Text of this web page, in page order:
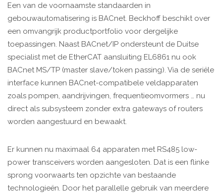
Een van de voornaamste standaarden in
gebouwautomatisering is BACnet. Beckhoff beschikt over
een omvangrijk productportfolio voor dergelijke
toepassingen. Naast BACnet/IP ondersteunt de Duitse
specialist met de EtherCAT aansluiting EL6861 nu ook
BACnet MS/TP (master slave/token passing). Via de seriële
interface kunnen BACnet-compatibele veldapparaten
zoals pompen, aandrijvingen, frequentieomvormers … nu
direct als subsysteem zonder extra gateways of routers
worden aangestuurd en bewaakt.
Er kunnen nu maximaal 64 apparaten met RS485 low-
power transceivers worden aangesloten. Dat is een flinke
sprong voorwaarts ten opzichte van bestaande
technologieën. Door het parallelle gebruik van meerdere